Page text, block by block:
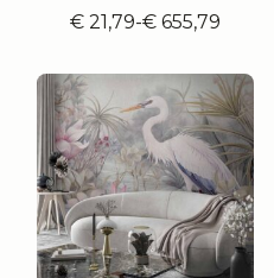
€ 21,79-€ 655,79
Prijsklasse:
tot
€ 655,79